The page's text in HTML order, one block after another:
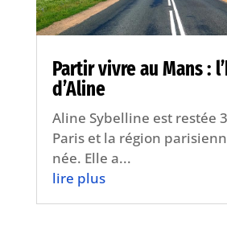
Partir vivre au Mans :
d’Aline
Aline Sybelline est restée
Paris et la région
née. Elle a...
lire plus